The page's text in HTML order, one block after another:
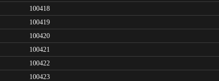
100418
100419
100420
100421
100422
100423